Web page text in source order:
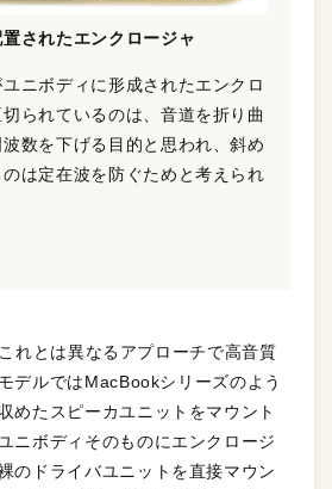
されたエンクロージャ
ニボディに形成されたエンクロ
られているのは、音道を折り曲
数を下げる目的と思われ、斜め
は定在波を防ぐためと考えられ
れとは異なるアプローチで高音質
デルではMacBookシリーズのよう
めたスピーカユニットをマウント
ニボディそのものにエンクロージ
のドライバユニットを直接マウン